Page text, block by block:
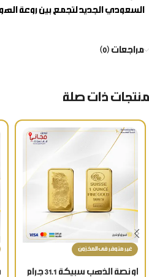
السعودي الجديد لتجمع بين روعة
مراجعات (0)
منتجات ذات صلة
غير متوفر فى المخزون
اونصة الذهب سبيكة 31.1 جرام